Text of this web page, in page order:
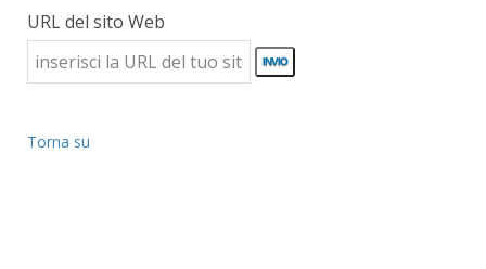
URL del sito Web
Torna su